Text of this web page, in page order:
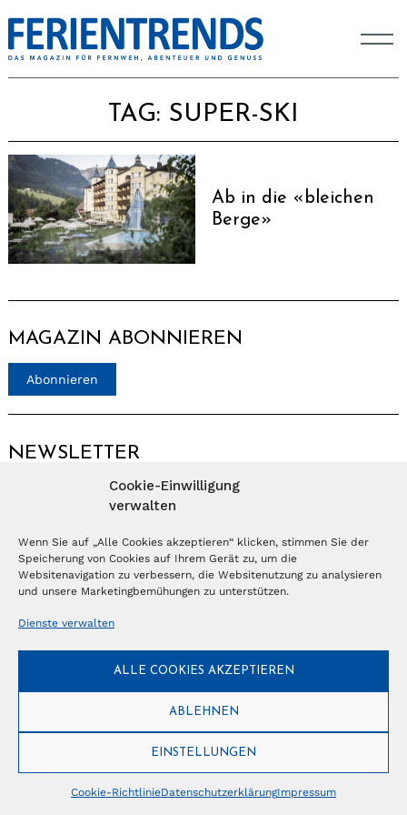
Cookie-Einwilligung
verwalten
Wenn Sie auf „Alle Cookies akzeptieren“ klicken, stimmen Sie der
Speicherung von Cookies auf Ihrem Gerät zu, um die
Websitenavigation zu verbessern, die Websitenutzung zu analysieren
und unsere Marketingbemühungen zu unterstützen.
Dienste verwalten
ALLE COOKIES AKZEPTIEREN
ABLEHNEN
EINSTELLUNGEN
Cookie-RichtlinieDatenschutzerklärungImpressum
TAG: SUPER-SKI
Ab in die «bleichen
Berge»
MAGAZIN ABONNIEREN
Abonnieren
NEWSLETTER
© Copyright 2026 – Ferientrends // info@tlvg.ch// +41 31 300 30 85 //
Tourismus Lifestyle Verlag GmbH // Frohbergweg 1 - CH-3012 Bern //
Datenschutzerklärung//Impressum